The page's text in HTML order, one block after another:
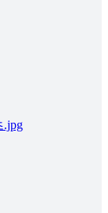
.jpg